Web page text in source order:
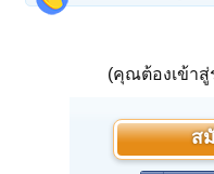
(คุณต้องเข้าสู่
ส